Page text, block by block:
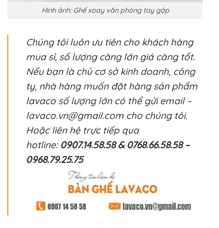
Hình ảnh: Ghế xoay văn phòng tay gập
Chúng tôi luôn ưu tiên cho khách hàng
mua sỉ, số lượng càng lớn giá càng tốt.
Nếu bạn là chủ cơ sở kinh doanh, công
ty, nhà hàng muốn đặt hàng sản phẩm
lavaco số lượng lớn có thể gửi email –
lavaco.vn@gmail.com cho chúng tôi.
Hoặc liên hệ trực tiếp qua
hotline: 0907.14.58.58 & 0768.66.58.58 –
0968.79.25.75